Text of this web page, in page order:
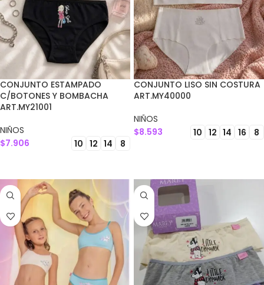
CONJUNTO ESTAMPADO
C/BOTONES Y BOMBACHA
ART.MY21001
NIÑOS
$7.906 10 12 14 8
CONJUNTO LISO SIN COSTURA
ART.MY40000
NIÑOS
$8.593 10 12 14 16 8